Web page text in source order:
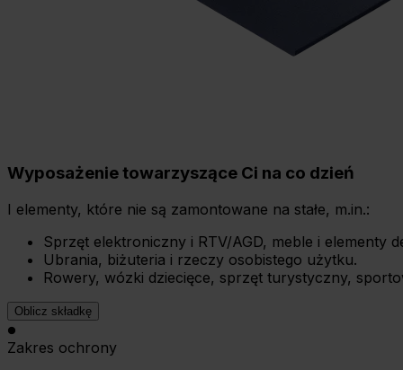
Wyposażenie towarzyszące Ci na co dzień
I elementy, które nie są zamontowane na stałe, m.in.:
Sprzęt elektroniczny i RTV/AGD, meble i elementy
Ubrania, biżuteria i rzeczy osobistego użytku.
Rowery, wózki dziecięce, sprzęt turystyczny,
Oblicz składkę
Zakres ochrony